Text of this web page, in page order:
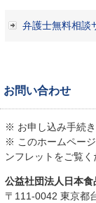
弁護士無料相談
お問い合わせ
※ お申し込み手続き
※ このホームペー
ンフレットをご覧く
公益社団法人日本
〒111-0042 東京